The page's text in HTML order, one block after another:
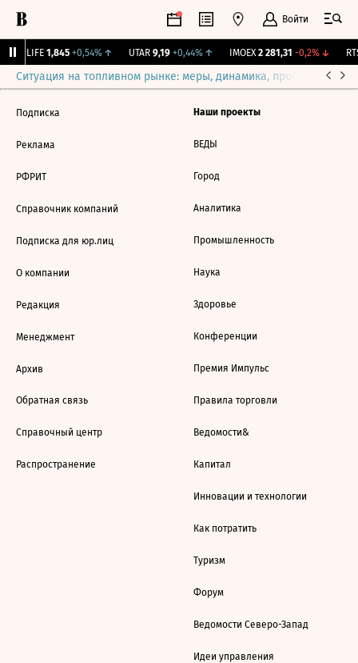
Войти
LIFE 1,845 +0,54%↑ UTAR 9,19 +0,44%↑ IMOEX 2 281,31 -0,2%↓
Ситуация на топливном рынке: меры, динамика, прогнозы
Подписка
Реклама
РФРИТ
Справочник компаний
Подписка для юр.лиц
О компании
Редакция
Менеджмент
Архив
Обратная связь
Справочный центр
Распространение
Наши проекты
ВЕДЫ
Город
Аналитика
Промышленность
Наука
Здоровье
Конференции
Премия Импульс
Правила торговли
Ведомости&
Капитал
Инновации и технологии
Как потратить
Туризм
Форум
Ведомости Северо-Запад
Идеи управления